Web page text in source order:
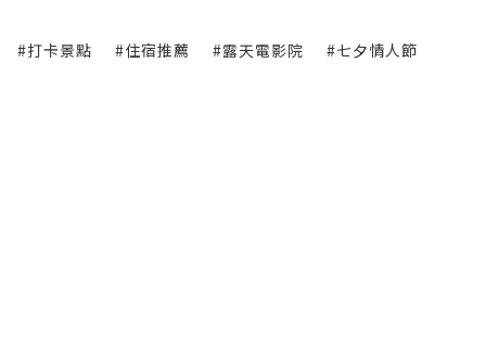
#打卡景點 #住宿推薦 #露天電影院 #七夕情人節